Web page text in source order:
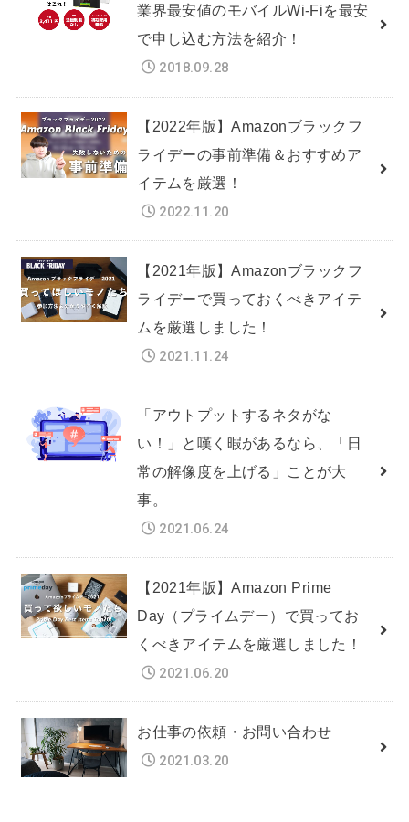
業界最安値のモバイルWi-Fiを最安
で申し込む方法を紹介！
2018.09.28
【2022年版】Amazonブラックフ
ライデーの事前準備＆おすすめア
イテムを厳選！
2022.11.20
【2021年版】Amazonブラックフ
ライデーで買っておくべきアイテ
ムを厳選しました！
2021.11.24
「アウトプットするネタがな
い！」と嘆く暇があるなら、「日
常の解像度を上げる」ことが大
事。
2021.06.24
【2021年版】Amazon Prime
Day（プライムデー）で買ってお
くべきアイテムを厳選しました！
2021.06.20
お仕事の依頼・お問い合わせ
2021.03.20